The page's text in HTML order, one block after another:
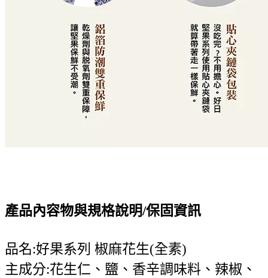
產品內容物與規格說明/保固資訊
品名:好果系列 椒麻花生(全素)
主成分:花生仁、鹽、香辛調味料、辣椒、